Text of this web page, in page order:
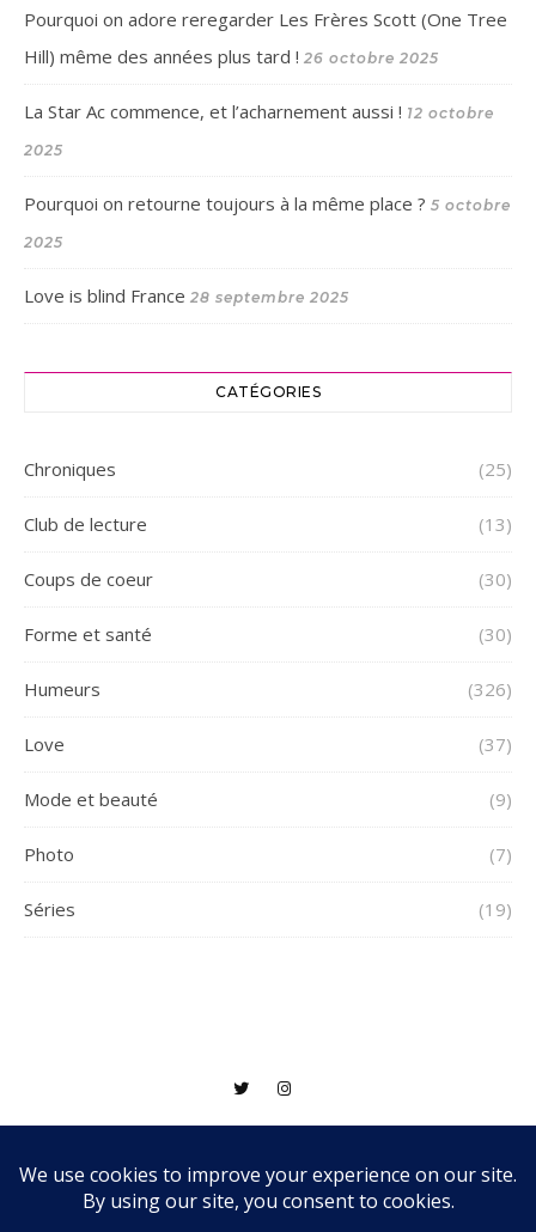
Pourquoi on adore reregarder Les Frères Scott (One Tree
Hill) même des années plus tard ! 26 octobre 2025
La Star Ac commence, et l’acharnement aussi ! 12 octobre
2025
Pourquoi on retourne toujours à la même place ? 5 octobre
2025
Love is blind France 28 septembre 2025
CATÉGORIES
Chroniques (25)
Club de lecture (13)
Coups de coeur (30)
Forme et santé (30)
Humeurs (326)
Love (37)
Mode et beauté (9)
Photo (7)
Séries (19)
2026 © Dounia-Joy |Thème Bard par